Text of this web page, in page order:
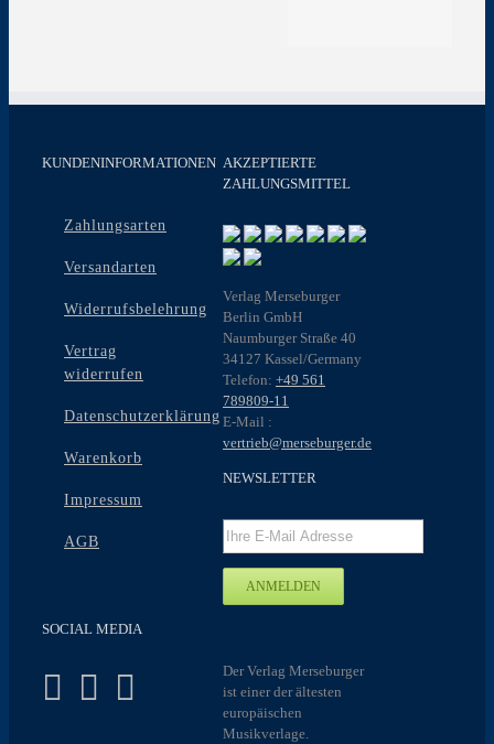
KUNDENINFORMATIONEN
Zahlungsarten
Versandarten
Widerrufsbelehrung
Vertrag
widerrufen
Datenschutzerklärung
Warenkorb
Impressum
AGB
SOCIAL MEDIA
AKZEPTIERTE
ZAHLUNGSMITTEL
Verlag Merseburger
Berlin GmbH
Naumburger Straße 40
34127 Kassel/Germany
Telefon: +49 561
789809-11
E-Mail :
vertrieb@merseburger.de
NEWSLETTER
Der Verlag Merseburger
ist einer der ältesten
europäischen
Musikverlage.